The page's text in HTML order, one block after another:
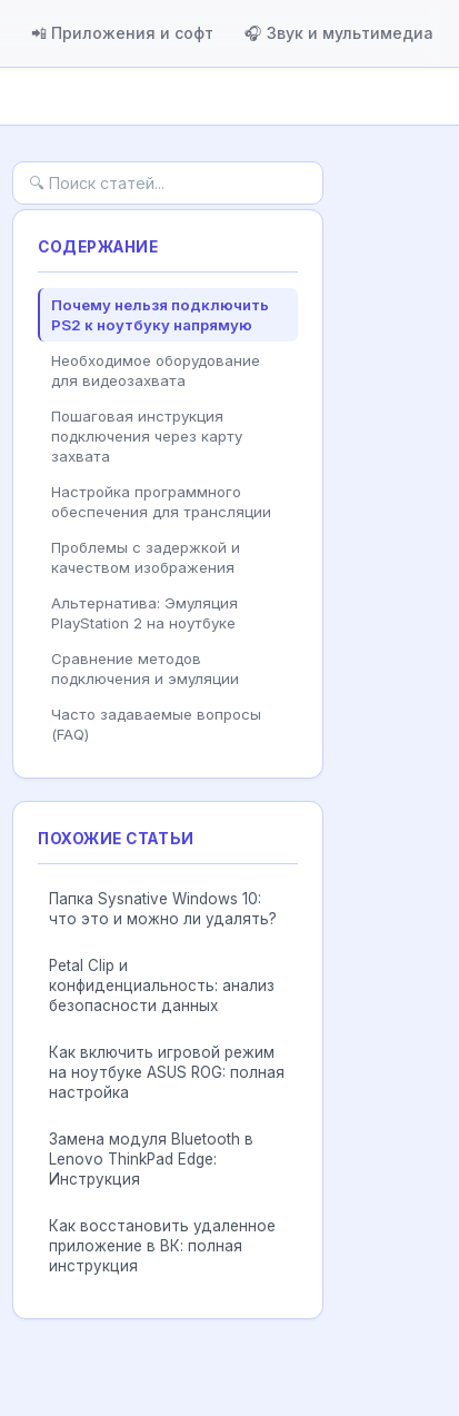
📲 Приложения и софт 🎧 Звук и мультимедиа
СОДЕРЖАНИЕ
Почему нельзя подключить
PS2 к ноутбуку напрямую
Необходимое оборудование
для видеозахвата
Пошаговая инструкция
подключения через карту
захвата
Настройка программного
обеспечения для трансляции
Проблемы с задержкой и
качеством изображения
Альтернатива: Эмуляция
PlayStation 2 на ноутбуке
Сравнение методов
подключения и эмуляции
Часто задаваемые вопросы
(FAQ)
ПОХОЖИЕ СТАТЬИ
Папка Sysnative Windows 10:
что это и можно ли удалять?
Petal Clip и
конфиденциальность: анализ
безопасности данных
Как включить игровой режим
на ноутбуке ASUS ROG: полная
настройка
Замена модуля Bluetooth в
Lenovo ThinkPad Edge:
Инструкция
Как восстановить удаленное
приложение в ВК: полная
инструкция